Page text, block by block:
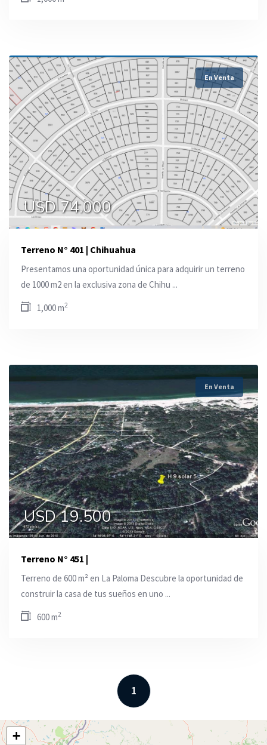
En Venta
USD 74.000
Terreno N° 401 | Chihuahua
Presentamos una oportunidad única para adquirir un terreno
de 1000 m2 en la exclusiva zona de Chihu ...
1,000 m2
En Venta
USD 19.500
Terreno N° 451 |
Terreno de 600 m² en La Paloma Descubre la oportunidad de
construir la casa de tus sueños en uno ...
600 m2
1
+